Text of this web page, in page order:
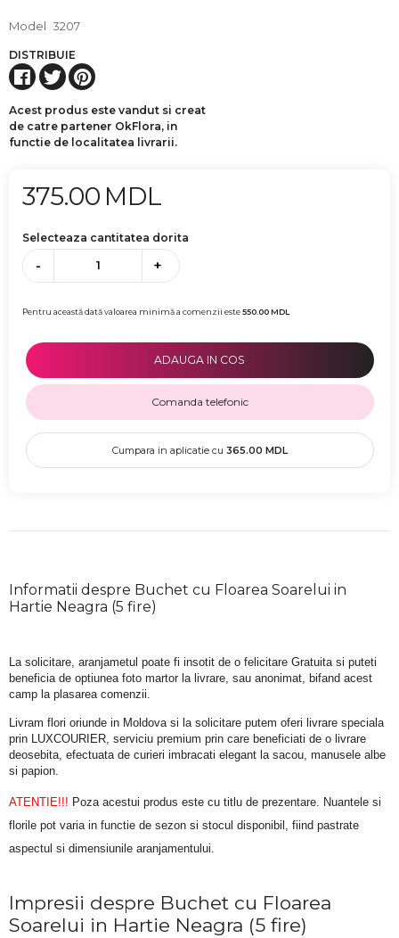
Model 3207
DISTRIBUIE
Acest produs este vandut si creat
de catre partener OkFlora, in
functie de localitatea livrarii.
375.00 MDL
Selecteaza cantitatea dorita
- +
Pentru această dată valoarea minimă a comenzii este550.00MDL
ADAUGA IN COS
Comanda telefonic
Cumpara in aplicatie cu 365.00 MDL
Informatii despre Buchet cu Floarea Soarelui in
Hartie Neagra (5 fire)
La solicitare, aranjametul poate fi insotit de o felicitare Gratuita si puteti
beneficia de optiunea foto martor la livrare, sau anonimat, bifand acest
camp la plasarea comenzii.
Livram flori oriunde in Moldova si la solicitare putem oferi livrare speciala
prin LUXCOURIER, serviciu premium prin care beneficiati de o livrare
deosebita, efectuata de curieri imbracati elegant la sacou, manusele albe
si papion.
ATENTIE!!! Poza acestui produs este cu titlu de prezentare. Nuantele si
florile pot varia in functie de sezon si stocul disponibil, fiind pastrate
aspectul si dimensiunile aranjamentului.
Impresii despre Buchet cu Floarea
Soarelui in Hartie Neagra (5 fire)